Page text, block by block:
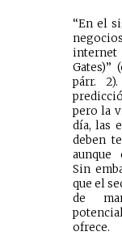
“En el
Gates)”
párr.
pero la
día, las
deben
aunque
Sin
que el
de
ofrece.